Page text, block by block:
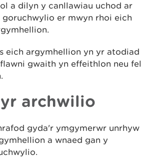
a dilyn y canllawiau uchod ar
er mwyn rhoi eich
eich argymhellion yn yr atodiad
gwaith yn effeithlon neu fel
archwilio
gyda'r ymgymerwr unrhyw
a wnaed gan y